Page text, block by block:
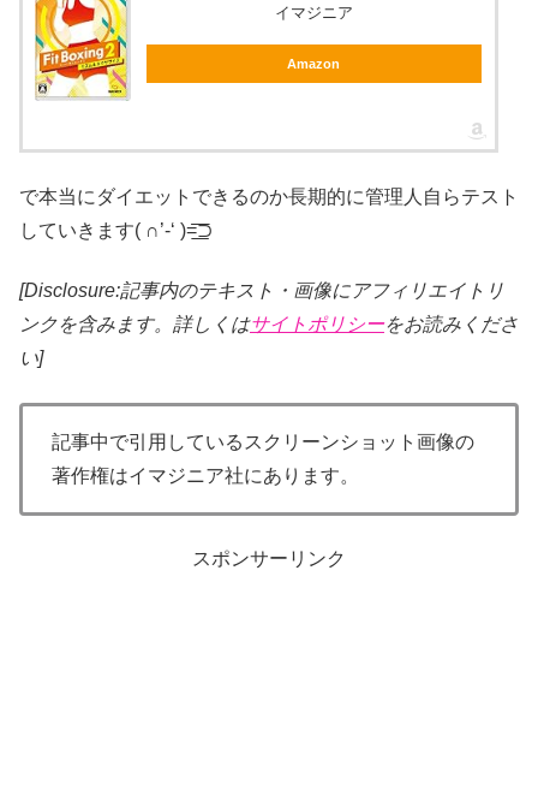
イマジニア
Amazon
で本当にダイエットできるのか長期的に管理人自らテスト
していきます( ∩’-‘ )=͟͟͞͞⊃
[Disclosure:記事内のテキスト・画像にアフィリエイトリ
ンクを含みます。詳しくはサイトポリシーをお読みくださ
い]
記事中で引用しているスクリーンショット画像の
著作権はイマジニア社にあります。
スポンサーリンク